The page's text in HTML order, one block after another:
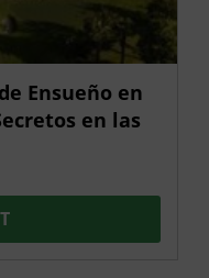
Ensueño en
en las